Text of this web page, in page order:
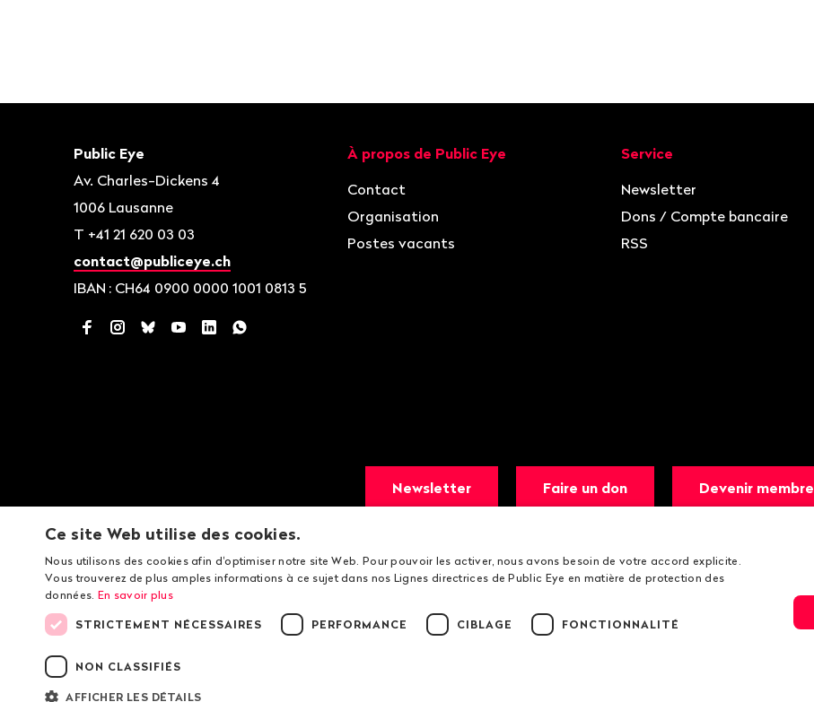
Contact
Public Eye
Av. Charles-Dickens 4
1006 Lausanne
T +41 21 620 03 03
contact@publiceye.ch
IBAN : CH64 0900 0000 1001 0813 5
FacebookInstagram
BlueskyYouTubeLinkedInWhatsApp
Navigation
À propos de Public Eye
Contact
Organisation
Postes vacants
Service
Newsletter
Dons / Compte bancaire
RSS
Newsletter Faire un don Devenir membre
Ce site Web utilise des cookies.
Nous utilisons des cookies afin d'optimiser notre site Web. Pour pouvoir les activer, nous avons besoin de votre accord explicite.
Vous trouverez de plus amples informations à ce sujet dans nos Lignes directrices de Public Eye en matière de protection des
données. En savoir plus
STRICTEMENT NÉCESSAIRES PERFORMANCE CIBLAGE FONCTIONNALITÉ
NON CLASSIFIÉS
AFFICHER LES DÉTAILS